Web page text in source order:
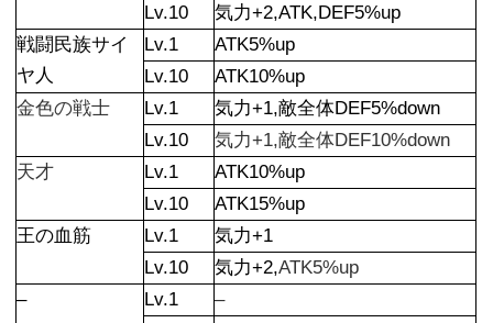
Lv.10
気力+2,ATK,DEF5%up
戦闘民族サイ
ヤ人
Lv.1
ATK5%up
Lv.10
ATK10%up
金色の戦士
Lv.1
気力+1,敵全体DEF5%down
Lv.10
気力+1,敵全体DEF10%down
天才
Lv.1
ATK10%up
Lv.10
ATK15%up
王の血筋
Lv.1
気力+1
Lv.10
気力+2,ATK5%up
–
Lv.1
–